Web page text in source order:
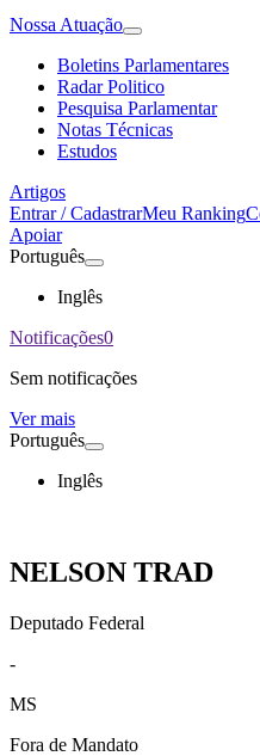
Nossa Atuação
Boletins Parlamentares
Radar Politico
Pesquisa Parlamentar
Notas Técnicas
Estudos
Artigos
Entrar / CadastrarMeu Ranking
Apoiar
Português
Inglês
Notificações0
Sem notificações
Ver mais
Português
Inglês
NELSON TRAD
Deputado Federal
-
MS
Fora de Mandato